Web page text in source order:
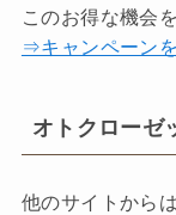
このお得な機会
⇒キャンペーン
オトクローゼ
他のサイトから